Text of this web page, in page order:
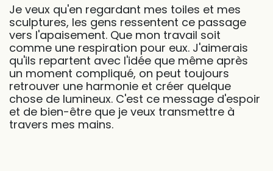
​Je veux qu'en regardant mes toiles et mes
sculptures, les gens ressentent ce passage
vers l'apaisement. Que mon travail soit
comme une respiration pour eux. J'aimerais
qu'ils repartent avec l'idée que même après
un moment compliqué, on peut toujours
retrouver une harmonie et créer quelque
chose de lumineux. C'est ce message d'espoir
et de bien-être que je veux transmettre à
travers mes mains.